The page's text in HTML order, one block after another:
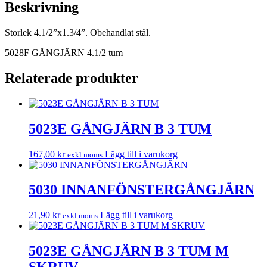
Beskrivning
Storlek 4.1/2”x1.3/4”. Obehandlat stål.
5028F GÅNGJÄRN 4.1/2 tum
Relaterade produkter
5023E GÅNGJÄRN B 3 TUM
167,00 kr exkl.moms Lägg till i varukorg
5030 INNANFÖNSTERGÅNGJÄRN
21,90 kr exkl.moms Lägg till i varukorg
5023E GÅNGJÄRN B 3 TUM M